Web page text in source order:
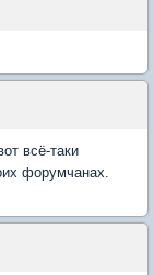
всё-таки
форумчанах.